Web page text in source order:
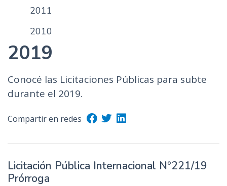
2011
2010
2019
Conocé las Licitaciones Públicas para subte
durante el 2019.
Compartir en redes
Licitación Pública Internacional N°221/19
Prórroga